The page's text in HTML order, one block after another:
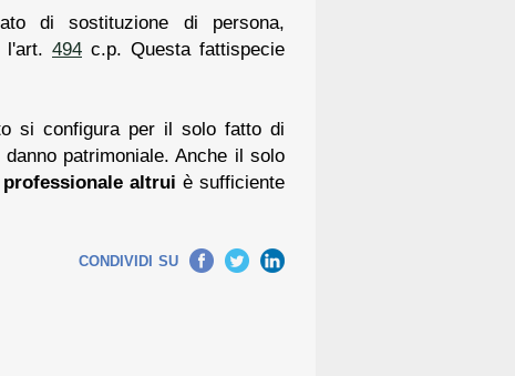
di sostituzione di persona,
l'art. 494 c.p. Questa fattispecie
si configura per il solo fatto di
patrimoniale. Anche il solo
altrui è sufficiente
CONDIVIDI SUFacebookTwitterLinkedIn